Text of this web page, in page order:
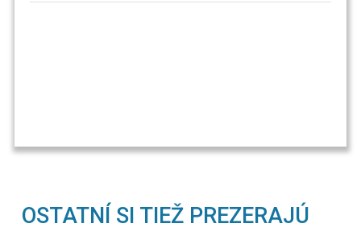
OSTATNÍ SI TIEŽ PREZERAJÚ